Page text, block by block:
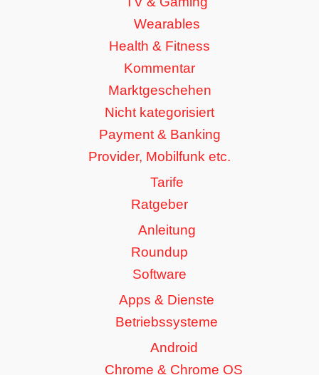
Wearables
Health & Fitness
Kommentar
Marktgeschehen
Nicht kategorisiert
Payment & Banking
Provider, Mobilfunk etc.
Tarife
Ratgeber
Anleitung
Roundup
Software
Apps & Dienste
Betriebssysteme
Android
Chrome & Chrome OS